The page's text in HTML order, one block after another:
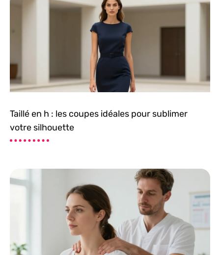
Taillé en h : les coupes idéales pour sublimer
votre silhouette